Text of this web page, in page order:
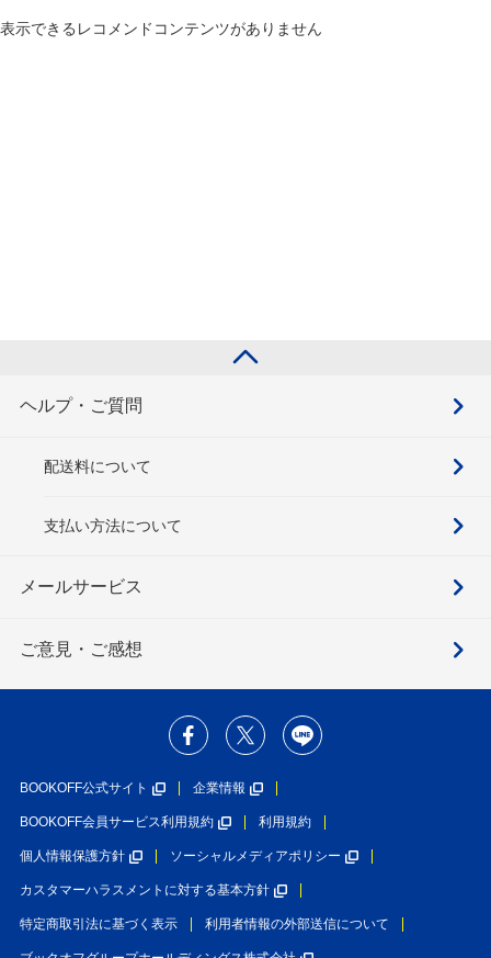
表示できるレコメンドコンテンツがありません
ヘルプ・ご質問
配送料について
支払い方法について
メールサービス
ご意見・ご感想
BOOKOFF公式サイト 企業情報
BOOKOFF会員サービス利用規約 利用規約
個人情報保護方針 ソーシャルメディアポリシー
カスタマーハラスメントに対する基本方針
特定商取引法に基づく表示 利用者情報の外部送信について